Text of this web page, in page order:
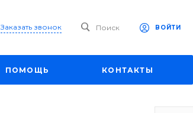
Заказать звонок Поиск ВОЙТИ
ПОМОЩЬ КОНТАКТЫ